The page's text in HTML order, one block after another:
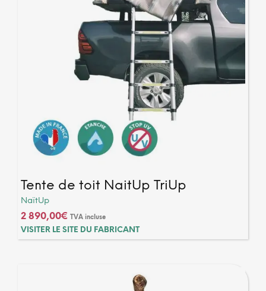
Tente de toit NaitUp TriUp
NaïtUp
2 890,00€ TVA incluse
VISITER LE SITE DU FABRICANT